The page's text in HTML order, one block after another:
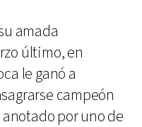
amada
último, en
le ganó a
campeón
por uno de